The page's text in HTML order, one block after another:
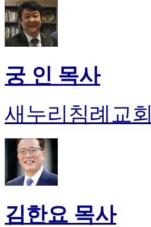
궁 인 목사
새누리침례교회
김한요 목사